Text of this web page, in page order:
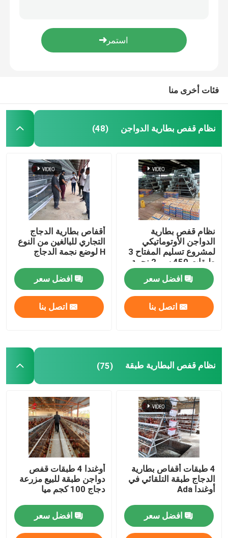
نظام قفص تربية الدواجن
قفص بطارية الدجاج للبيع
قفص دجاج التسمين
معدات قفص الدجاج الأوتوماتيكي
آلة مجفف السماد
آلة إزالة السماد
آلة مطحنة العلف
عربة تغذية الدجاج الأوتوماتيكية
آلة بيليه الأعلاف الحيوانية
معدات تجهيز الفراريج
حاضنة تفقيس البيض
آلة تغذية الأسماك العائمة
فئات أخرى منا
نظام قفص بطارية الدواجن (48)
نظام قفص بطارية
الدواجن الأوتوماتيكي
لمشروع تسليم المفتاح 3
طبقات 450 سم 2 نجمة
افضل سعر
اتصل بنا
أقفاص بطارية الدجاج
التجاري للبالغين من النوع
H لوضع نجمة الدجاج
افضل سعر
اتصل بنا
نظام قفص البطارية طبقة (75)
4 طبقات أقفاص بطارية
الدجاج طبقة التلقائي في
أوغندا Ada
افضل سعر
أوغندا 4 طبقات قفص
دواجن طبقة للبيع مزرعة
دجاج 100 كجم ميا
افضل سعر